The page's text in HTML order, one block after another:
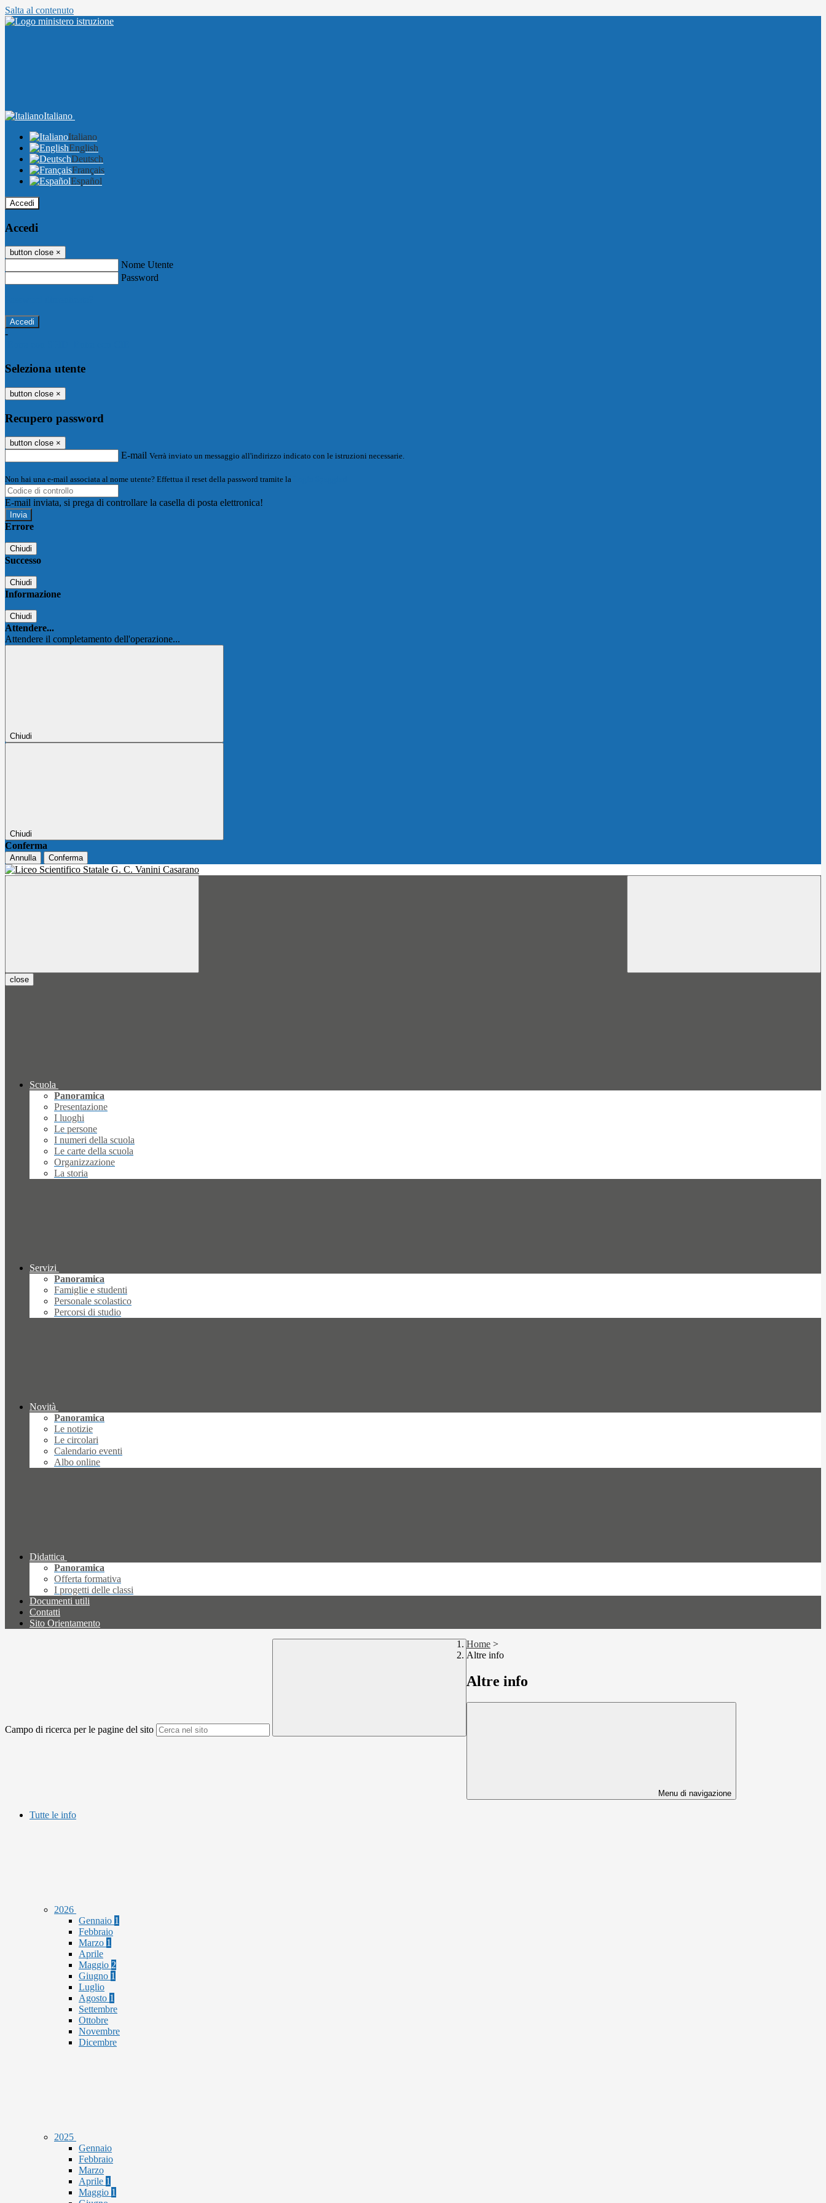
Salta al contenuto
Italiano
Italiano
English
Deutsch
Français
Español
Accedi
Accedi
button close ×
Nome Utente
Password
-
Seleziona utente
button close ×
Recupero password
button close ×
E-mail Verrà inviato un messaggio all'indirizzo indicato con le istruzioni necessarie.
Non hai una e-mail associata al nome utente? Effettua il reset della password tramite la
E-mail inviata, si prega di controllare la casella di posta elettronica!
Errore
Chiudi
Successo
Chiudi
Informazione
Chiudi
Attendere...
Attendere il completamento dell'operazione...
Chiudi
Chiudi
Conferma
Annulla Conferma
close
Scuola
Panoramica
Presentazione
I luoghi
Le persone
I numeri della scuola
Le carte della scuola
Organizzazione
La storia
Servizi
Panoramica
Famiglie e studenti
Personale scolastico
Percorsi di studio
Novità
Panoramica
Le notizie
Le circolari
Calendario eventi
Albo online
Didattica
Panoramica
Offerta formativa
I progetti delle classi
Documenti utili
Contatti
Sito Orientamento
Campo di ricerca per le pagine del sito
Home >
Altre info
Altre info
Menu di navigazione
Tutte le info
2026
Gennaio 1
Febbraio
Marzo 1
Aprile
Maggio 2
Giugno 1
Luglio
Agosto 1
Settembre
Ottobre
Novembre
Dicembre
2025
Gennaio
Febbraio
Marzo
Aprile 1
Maggio 1